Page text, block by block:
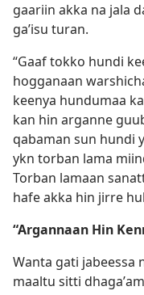
gaariin akka na jala
gaʼisu turan.
“Gaaf tokko hundi
hogganaan
keenya hundumaa
kan hin arganne
qabaman sun hundi
ykn torban lama
Torban lamaan
hafe akka hin jirre
“Argannaan Hin
Wanta gati jabeessa
maaltu sitti